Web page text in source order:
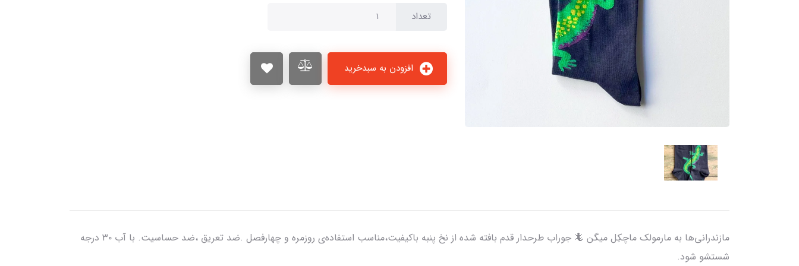
تعداد
مازندرانی‌ها به مارمولک ماچکِل میگن 🦎 جوراب طرحدار قدم بافته شده از نخ پنبه باکیفیت،مناسب استفاده‌ی روزمره و چهارفصل .ضد تعریق ،ضد حساسیت. با آب ۳۰ درجه
شستشو شود.